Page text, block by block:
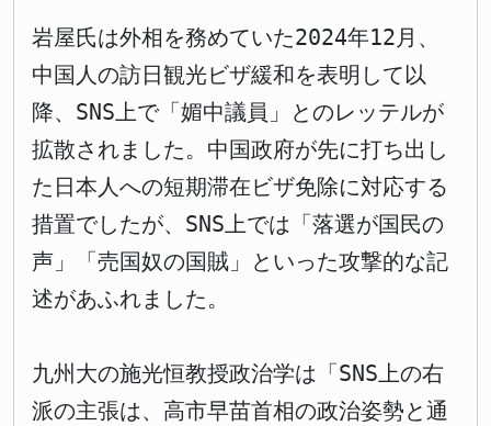
岩屋氏は外相を務めていた2024年12月、
中国人の訪日観光ビザ緩和を表明して以
降、SNS上で「媚中議員」とのレッテルが
拡散されました。中国政府が先に打ち出し
た日本人への短期滞在ビザ免除に対応する
措置でしたが、SNS上では「落選が国民の
声」「売国奴の国賊」といった攻撃的な記
述があふれました。
九州大の施光恒教授政治学は「SNS上の右
派の主張は、高市早苗首相の政治姿勢と通